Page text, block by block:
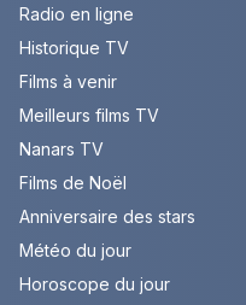
Radio en ligne
Historique TV
Films à venir
Meilleurs films TV
Nanars TV
Films de Noël
Anniversaire des stars
Météo du jour
Horoscope du jour